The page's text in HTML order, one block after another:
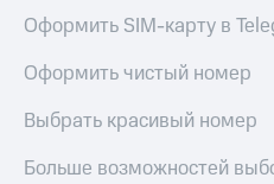
Оформить SIM-карту в
Оформить чистый номер
Выбрать красивый номер
Больше возможностей